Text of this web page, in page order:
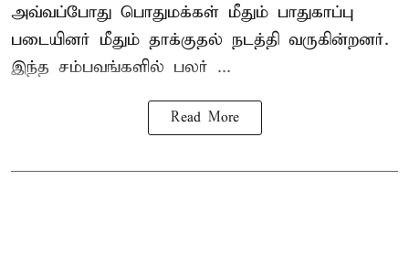
அவ்வப்போது பொதுமக்கள் மீதும் பாதுகாப்பு
படையினர் மீதும் தாக்குதல் நடத்தி வருகின்றனர்.
இந்த சம்பவங்களில் பலர் ...
Read More